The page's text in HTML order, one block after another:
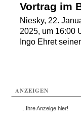
Vortrag im
Niesky, 22.
2025, um 16:00
Ingo Ehret
ANZEIGEN
...Ihre Anzeige hier!